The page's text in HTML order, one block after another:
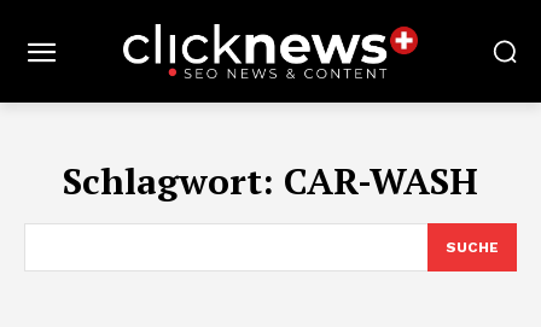
Schlagwort: CAR-WASH
SUCHE